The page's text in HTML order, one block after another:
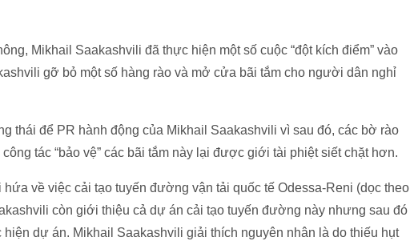
Mikhail Saakashvili đã thực hiện một số cuộc “đột kích điểm” vào
gỡ bỏ một số hàng rào và mở cửa bãi tắm cho người dân nghỉ
thái để PR hành động của Mikhail Saakashvili vì sau đó, các bờ rào
tác “bảo vệ” các bãi tắm này lại được giới tài phiệt siết chặt hơn.
về việc cải tạo tuyến đường vận tải quốc tế Odessa-Reni (dọc theo
còn giới thiệu cả dự án cải tạo tuyến đường này nhưng sau đó
dự án. Mikhail Saakashvili giải thích nguyên nhân là do thiếu hụt